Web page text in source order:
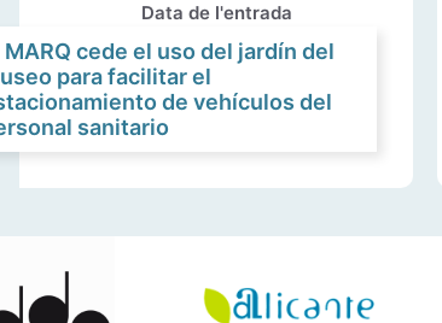
Data de l'entrada
MARQ cede el uso del jardín del
para facilitar el
de vehículos del
sanitario